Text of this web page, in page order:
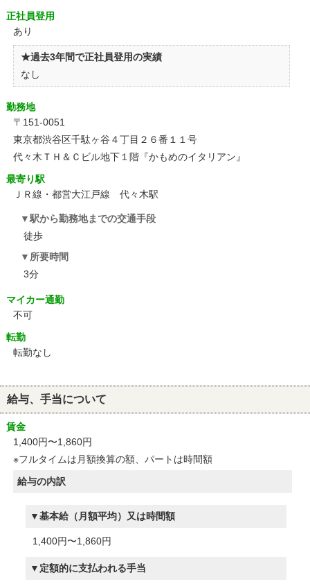
正社員登用
あり
★過去3年間で正社員登用の実績
なし
勤務地
〒151-0051
東京都渋谷区千駄ヶ谷４丁目２６番１１号
代々木ＴＨ＆Ｃビル地下１階『かもめのイタリアン』
最寄り駅
ＪＲ線・都営大江戸線 代々木駅
駅から勤務地までの交通手段
徒歩
所要時間
3分
マイカー通勤
不可
転勤
転勤なし
給与、手当について
賃金
1,400円〜1,860円
※フルタイムは月額換算の額、パートは時間額
給与の内訳
基本給（月額平均）又は時間額
1,400円〜1,860円
定額的に支払われる手当